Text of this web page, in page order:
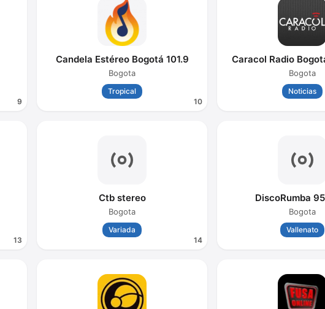
9
10
Candela Estéreo Bogotá 101.9
Bogota
Tropical
Caracol Radio
Bogota
Noticias
13
14
Ctb stereo
Bogota
Variada
DiscoRumba
Bogota
Vallenato